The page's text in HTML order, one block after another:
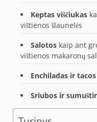
Keptas viščiukas
vištienos šlaunelės
Salotos kaip ant
vištienos makaronų
Enchiladas ir tacos
Sriubos ir